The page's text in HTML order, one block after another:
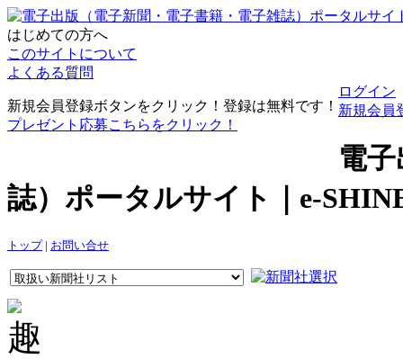
はじめての方へ
このサイトについて
よくある質問
新規会員登録ボタンをクリック！登録は無料です！
プレゼント応募こちらをクリック！
ログイン
新規会員
電
誌）ポータルサイト｜e-
トップ| お問い合せ